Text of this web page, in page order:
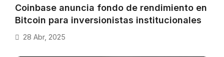
Coinbase anuncia fondo de rendimiento en
Bitcoin para inversionistas institucionales
28 Abr, 2025